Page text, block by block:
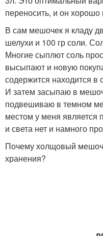
переносить, и он хорошо
В сам мешочек я кладу
шелухи и 100 гр соли.
Многие сыплют соль
высыпают и новую
содержится находится
И затем засыпаю в
подвешиваю в темном
местом у меня является
и света нет и намного
Почему холщовый
хранения?